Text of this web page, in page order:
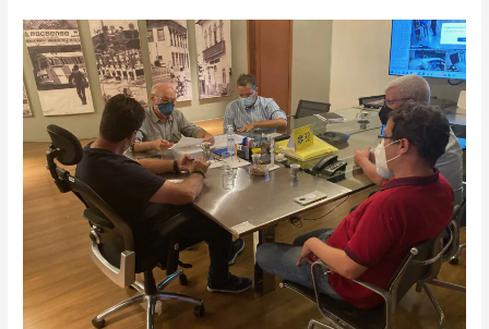
Reunião
entre
a
Decania
Prefeitura
de
Macaé